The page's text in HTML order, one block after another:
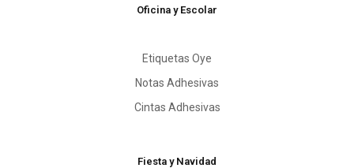
Oficina y Escolar
Etiquetas Oye
Notas Adhesivas
Cintas Adhesivas
Fiesta y Navidad